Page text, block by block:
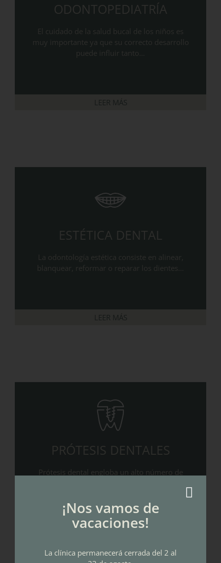
ODONTOPEDIATRÍA
El cuidado de la salud bucal de los niños es
muy importante ya que su correcto desarrollo
puede influir tanto…
LEER MÁS
ESTÉTICA DENTAL
La odontología estética consiste en alinear,
blanquear, reformar o reparar los dientes…
LEER MÁS
PRÓTESIS DENTALES
Prótesis dental engloba un alto número de
¡Nos vamos de
vacaciones!
La clínica permanecerá cerrada del 2 al